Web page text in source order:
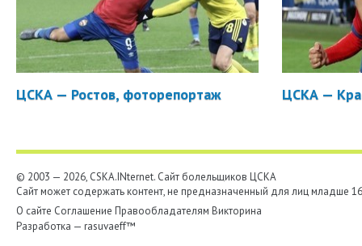
ЦСКА — Ростов, фоторепортаж ЦСКА —
© 2003 — 2026, CSKA.INternet. Cайт болельщиков ЦСКА
Сайт может содержать контент, не предназначенный для лиц младше
О сайте Соглашение Правообладателям Викторина
Разработка — rasuvaeff™